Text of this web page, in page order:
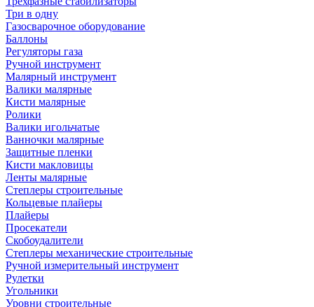
Три в одну
Газосварочное оборудование
Баллоны
Регуляторы газа
Ручной инструмент
Малярный инструмент
Валики малярные
Кисти малярные
Ролики
Валики игольчатые
Ванночки малярные
Защитные пленки
Кисти макловицы
Ленты малярные
Степлеры строительные
Кольцевые плайеры
Плайеры
Просекатели
Скобоудалители
Степлеры механические строительные
Ручной измерительный инструмент
Рулетки
Угольники
Уровни строительные